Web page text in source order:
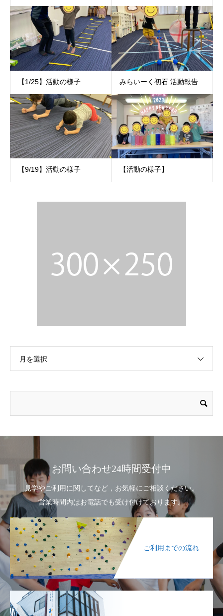
【1/25】活動の様子 みらいーく初石 活動報告
【9/19】活動の様子 【活動の様子】
月を選択
お問い合わせ24時間受付中
見学やご利用に関してなど，お気軽にご相談ください。
営業時間内はお電話でも受け付けております。
ご利用までの流れ